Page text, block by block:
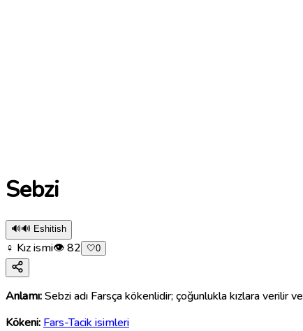
Sebzi
🔊🔊 Eshitish
♀ Kız ismi👁82 🤍0
Anlamı:Sebzi adı Farsça kökenlidir; çoğunlukla kızlara verilir
Kökeni: Fars-Tacik isimleri